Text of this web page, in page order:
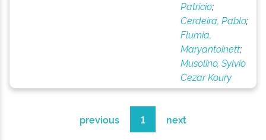
Patricio;
Cerdeira, Pablo;
Flumia,
Maryantoinett;
Musolino, Sylvio
Cezar Koury
previous 1 next